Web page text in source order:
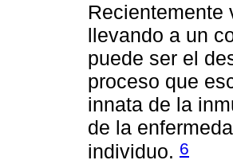
Recientemente
llevando a un
puede ser el
proceso que
innata de la
de la
individuo. 6